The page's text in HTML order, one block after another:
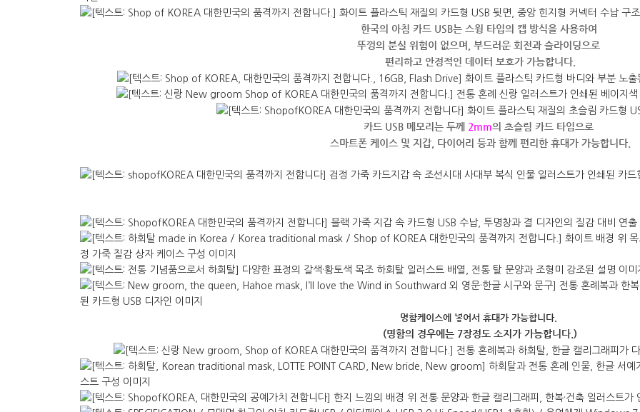
한국의 아침 카드 USB는 스윙 타입의 캡 방식을 사용하여
뚜껑의 분실 위험이 없으며, 부드러운 회전과 슬라이딩으로
편리하고 안정적인 데이터 보호가 가능합니다.
카드 USB 메모리는 두께 2mm의 초슬림 카드 타입으로
스마트폰 케이스 및 지갑, 다이어리 등과 함께 편리한 휴대가 가능합니다.
명함케이스에 넣어서 휴대가 가능합니다.
(명함의 경우에는 7장정도 소지가 가능합니다.)